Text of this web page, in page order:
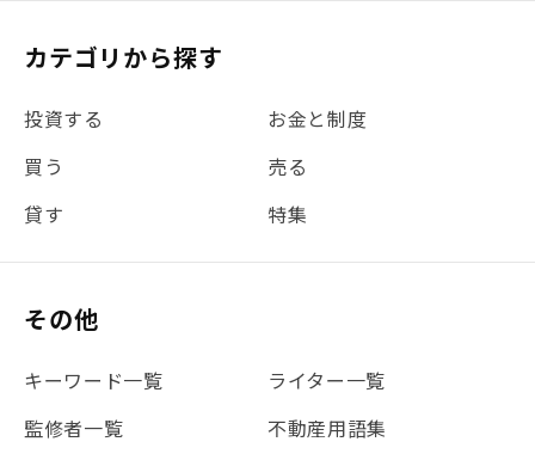
カテゴリから探す
投資する
お金と制度
買う
売る
貸す
特集
その他
キーワード一覧
ライター一覧
監修者一覧
不動産用語集